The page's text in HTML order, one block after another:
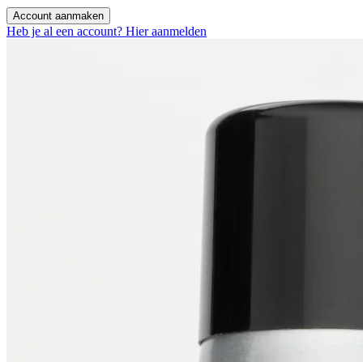
Account aanmaken
Heb je al een account? Hier aanmelden